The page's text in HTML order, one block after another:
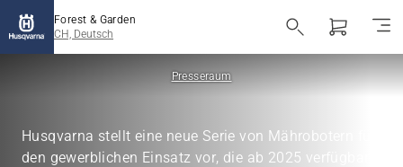
Forest & Garden
CH, Deutsch
Presseraum
Husqvarna stellt eine neue Serie von Mährobotern für
den gewerblichen Einsatz vor, die ab 2025 verfügbar